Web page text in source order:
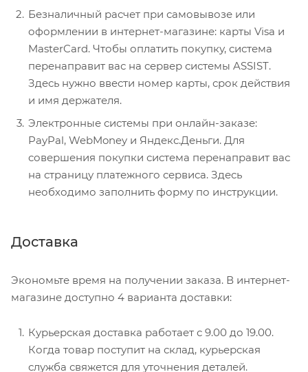
Безналичный расчет при самовывозе или
оформлении в интернет-магазине: карты Visa и
MasterCard. Чтобы оплатить покупку, система
перенаправит вас на сервер системы ASSIST.
Здесь нужно ввести номер карты, срок действия
и имя держателя.
Электронные системы при онлайн-заказе:
PayPal, WebMoney и Яндекс.Деньги. Для
совершения покупки система перенаправит вас
на страницу платежного сервиса. Здесь
необходимо заполнить форму по инструкции.
Доставка
Экономьте время на получении заказа. В интернет-
магазине доступно 4 варианта доставки:
Курьерская доставка работает с 9.00 до 19.00.
Когда товар поступит на склад, курьерская
служба свяжется для уточнения деталей.